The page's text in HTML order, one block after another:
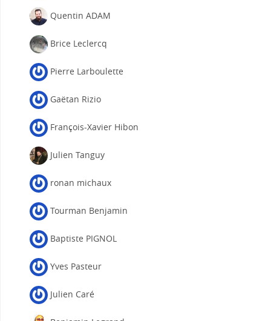
Quentin ADAM
Brice Leclercq
Pierre Larboulette
Gaëtan Rizio
François-Xavier Hibon
Julien Tanguy
ronan michaux
Tourman Benjamin
Baptiste PIGNOL
Yves Pasteur
Julien Caré